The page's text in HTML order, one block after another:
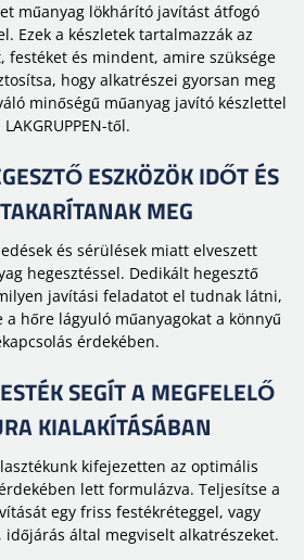
műanyag lökhárító javítást átfogó
Ezek a készletek tartalmazzák az
festéket és mindent, amire szüksége
hogy alkatrészei gyorsan meg
minőségű műanyag javító készlettel
LAKGRUPPEN-től.
ESZKÖZÖK IDŐT ÉS
MEG
és sérülések miatt elveszett
hegesztéssel. Dedikált hegesztő
javítási feladatot el tudnak látni,
hőre lágyuló műanyagokat a könnyű
érdekében.
SEGÍT A MEGFELELŐ
KIALAKÍTÁSÁBAN
kifejezetten az optimális
lett formulázva. Teljesítse a
egy friss festékréteggel, vagy
által megviselt alkatrészeket.